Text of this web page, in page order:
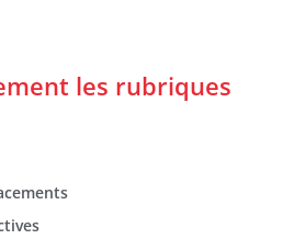
les rubriques